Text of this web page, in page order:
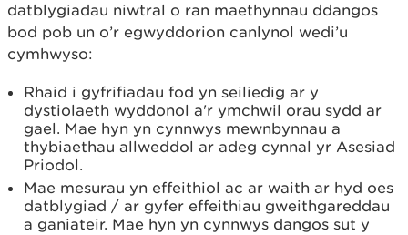
datblygiadau niwtral o ran maethynnau ddangos
bod pob un o’r egwyddorion canlynol wedi’u
cymhwyso:
Rhaid i gyfrifiadau fod yn seiliedig ar y
dystiolaeth wyddonol a'r ymchwil orau sydd ar
gael. Mae hyn yn cynnwys mewnbynnau a
thybiaethau allweddol ar adeg cynnal yr Asesiad
Priodol.
Mae mesurau yn effeithiol ac ar waith ar hyd oes
datblygiad / ar gyfer effeithiau gweithgareddau
a ganiateir. Mae hyn yn cynnwys dangos sut y